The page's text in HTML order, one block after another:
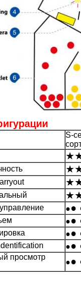
S-
●●
●●
●●
●●
просмотр
●●